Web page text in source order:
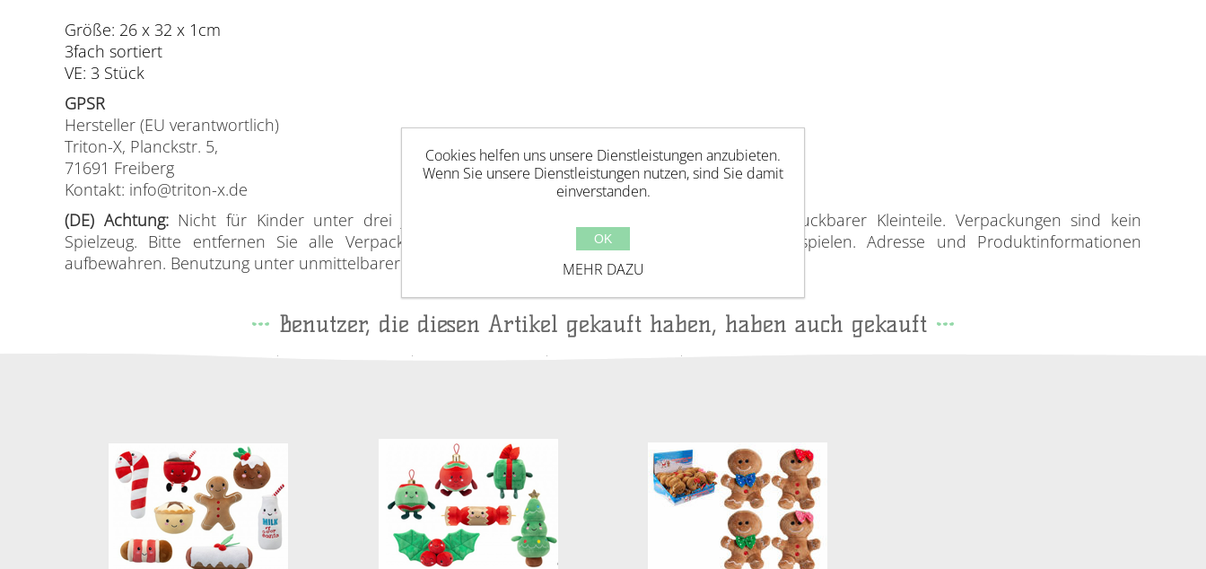
Größe: 26 x 32 x 1cm
3fach sortiert
VE: 3 Stück
GPSR
Hersteller (EU verantwortlich)
Triton-X, Planckstr. 5,
71691 Freiberg
Kontakt: info@triton-x.de
(DE) Achtung:Nicht für Kinder unter drei Jahren geeignet. Erstickungsgefahr aufgrund verschluckbarer Kleinteile. Verpackungen sind kein
Spielzeug. Bitte entfernen Sie alle Verpackungselemente bevor Kinder mit diesem Produkt spielen. Adresse und Produktinformationen
aufbewahren. Benutzung unter unmittelbarer Aufsicht von Erwachsenen. Hergestellt in China.
Benutzer, die diesen Artikel gekauft haben, haben auch gekauft
Cookies helfen uns unsere Dienstleistungen anzubieten.
Wenn Sie unsere Dienstleistungen nutzen, sind Sie damit
einverstanden.
OK
MEHR DAZU